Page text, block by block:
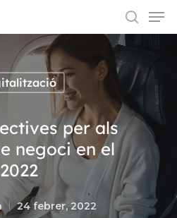
or ESC to close
per als
negoci en el
2022
24 febrer, 2022